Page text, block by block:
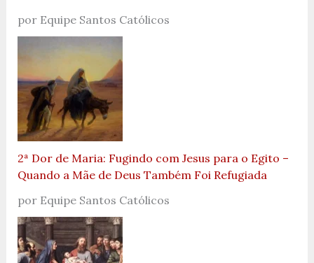
por Equipe Santos Católicos
2ª Dor de Maria: Fugindo com Jesus para o Egito –
Quando a Mãe de Deus Também Foi Refugiada
por Equipe Santos Católicos